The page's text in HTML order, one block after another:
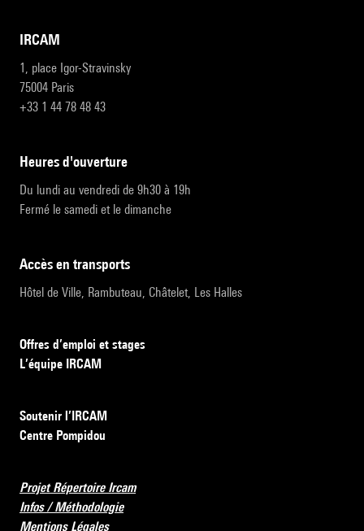
IRCAM
1, place Igor-Stravinsky
75004 Paris
+33 1 44 78 48 43
heures d'ouverture
Du lundi au vendredi de 9h30 à 19h
Fermé le samedi et le dimanche
accès en transports
Hôtel de Ville, Rambuteau, Châtelet, Les Halles
Offres d’emploi et stages
L’équipe IRCAM
Soutenir l’IRCAM
Centre Pompidou
Projet Répertoire Ircam
Infos / Méthodologie
Mentions Légales